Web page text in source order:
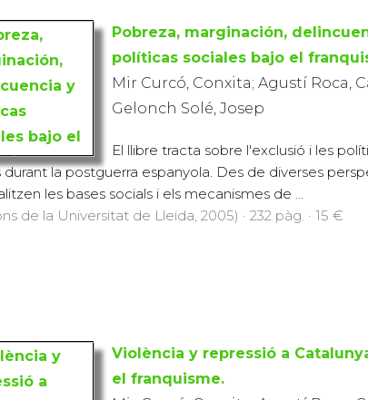
Pobreza, marginación,
políticas sociales bajo el
Mir Curcó, Conxita; Agustí Roca,
Gelonch Solé, Josep
El llibre tracta sobre l'exclusió i les
durant la postguerra espanyola. Des de diverses
les bases socials i els mecanismes de ...
de la Universitat de Lleida, 2005) · 232 pàg. · 15 €
Violència y repressió a
el franquisme.